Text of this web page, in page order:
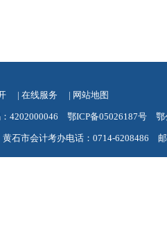
| 在线服务 | 网站地图
4202000046 鄂ICP备05026187号 鄂
石市会计考办电话：0714-6208486